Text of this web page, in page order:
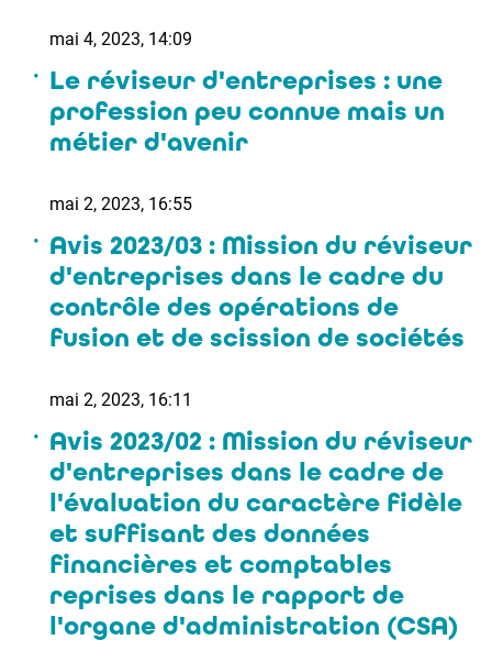
mai 4, 2023, 14:09
Le réviseur d'entreprises : une
profession peu connue mais un
métier d'avenir
mai 2, 2023, 16:55
Avis 2023/03 : Mission du réviseur
d'entreprises dans le cadre du
contrôle des opérations de
fusion et de scission de sociétés
mai 2, 2023, 16:11
Avis 2023/02 : Mission du réviseur
d'entreprises dans le cadre de
l'évaluation du caractère fidèle
et suffisant des données
financières et comptables
reprises dans le rapport de
l'organe d'administration (CSA)